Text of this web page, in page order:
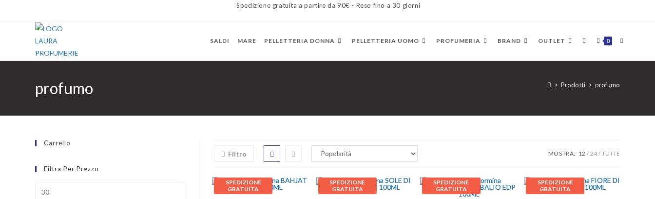
Spedizione gratuita a partire da 90€ - Reso fino a 30 giorni
SALDI MARE PELLETTERIA DONNA PELLETTERIA UOMO PROFUMERIA BRAND OUTLET 0
profumo > Prodotti > profumo
Filtro MOSTRA: 12 24 TUTTE
SPEDIZIONE
GRATUITA
SPEDIZIONE
GRATUITA
SPEDIZIONE
GRATUITA
SPEDIZIONE
GRATUITA
Carrello
Filtra Per Prezzo